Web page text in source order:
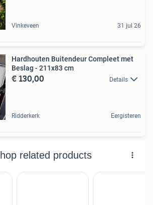
Vinkeveen 31 jul 26
Hardhouten Buitendeur Compleet met
Beslag - 211x83 cm
€ 130,00 Details
Ridderkerk Eergisteren